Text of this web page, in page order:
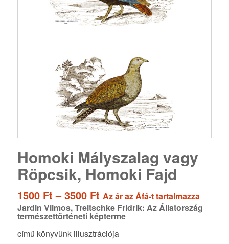
Homoki Mályszalag vagy
Röpcsik, Homoki Fajd
1500 Ft – 3500 FtÁrtartomány:
1500 Ft
-
3500 Ft
Az ár az Áfá-t tartalmazza
Jardin Vilmos, Treitschke Fridrik: Az Állatország
természettörténeti képterme
című könyvünk illusztrációja